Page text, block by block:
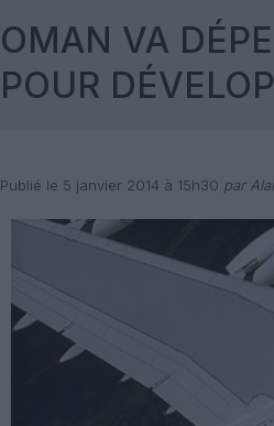
OMAN VA
POUR
Publié le 5 janvier 2014 à 15h30 par